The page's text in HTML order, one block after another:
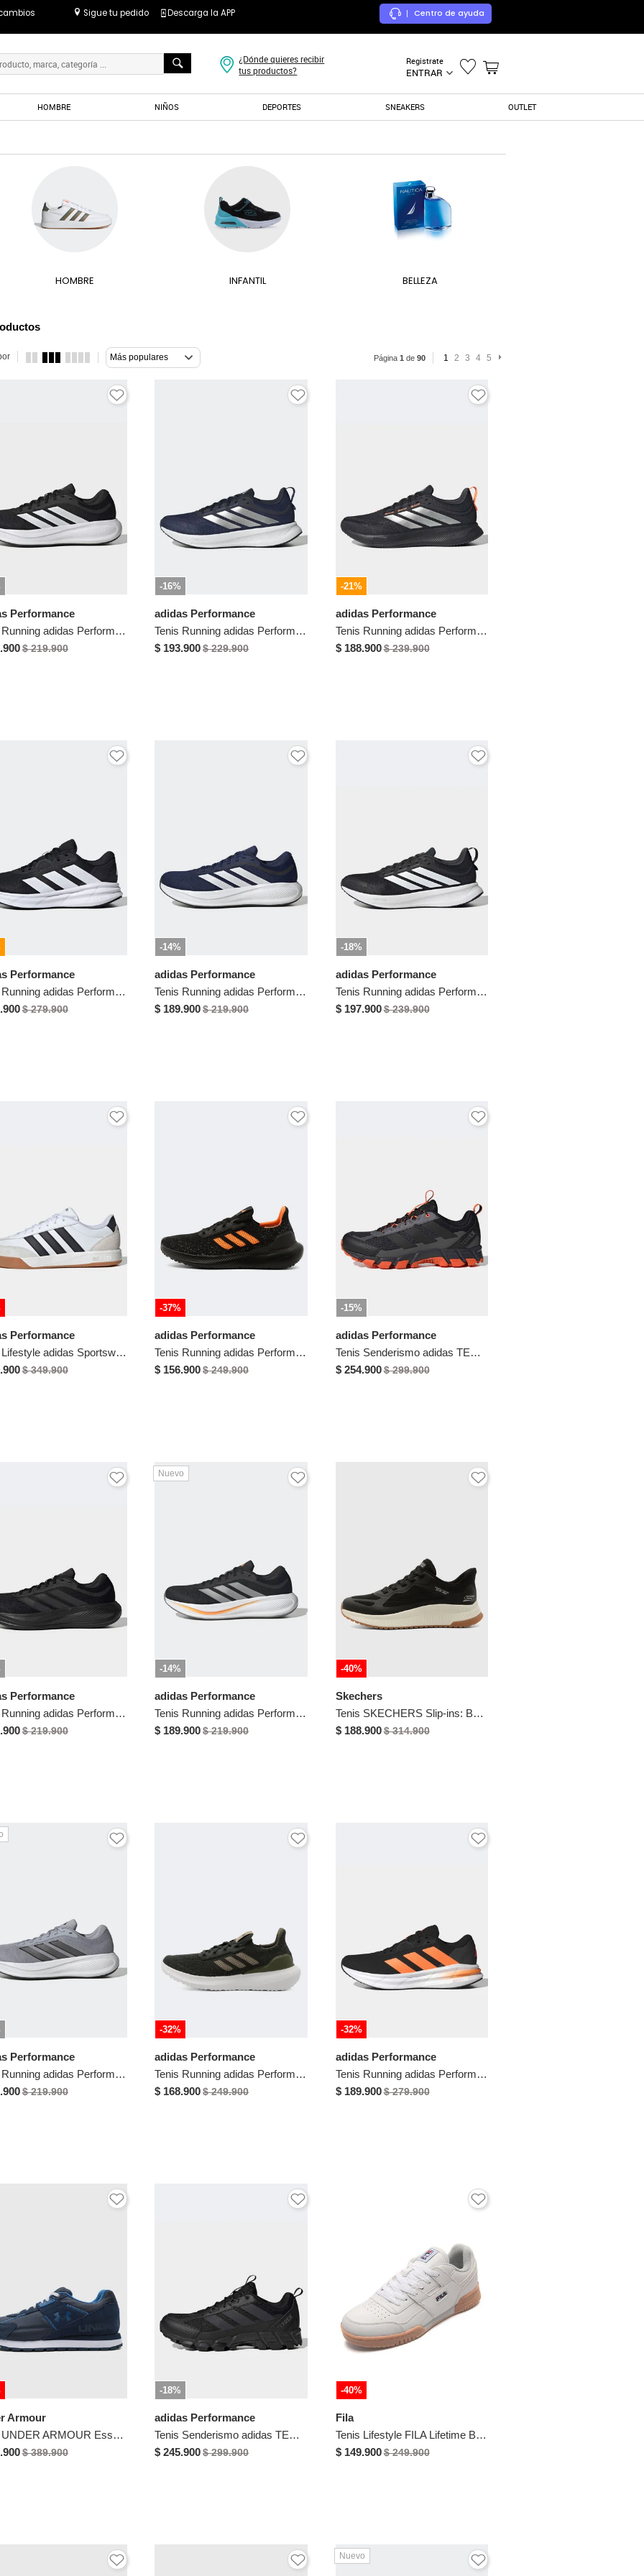
Sigue tu pedido Descarga la APP | Centro de ayuda
Registrate
ENTRAR
¿Dónde quieres recibir
tus productos?
HOMBRE NIÑOS DEPORTES SNEAKERS OUTLET
HOMBRE INFANTIL BELLEZA
Más populares Página 1 de 90 1 2 3 4 5
Performance
Tenis Running adidas Performance Response Runner 2 Negro
$ 219.900
-16%
adidas Performance
Tenis Running adidas Performance Runblaze Azul
$ 193.900$ 229.900
-21%
adidas Performance
Tenis Running adidas Performance Runblaze Negro
$ 188.900$ 239.900
Performance
Tenis Running adidas Performance Galaxy 7 Negro
$ 279.900
-14%
adidas Performance
Tenis Running adidas Performance Response Runner 2 Azul
$ 189.900$ 219.900
-18%
adidas Performance
Tenis Running adidas Performance Runfalcon 5 Negro
$ 197.900$ 239.900
Performance
Tenis Lifestyle adidas Sportswear VL Court 00s Blanco
$ 349.900
-37%
adidas Performance
Tenis Running adidas Performance Ultra Energy Negro
$ 156.900$ 249.900
-15%
adidas Performance
Tenis Senderismo adidas TERREX Rockadia Negro
$ 254.900$ 299.900
Performance
Tenis Running adidas Performance Response Runner 2 Negro
$ 219.900
Nuevo
-14%
adidas Performance
Tenis Running adidas Performance Response Runner 2 Negro
$ 189.900$ 219.900
-40%
Skechers
Tenis SKECHERS Slip-ins: BOBS Sport Squad Chaos 4 Negro
$ 188.900$ 314.900
Performance
Tenis Running adidas Performance Response Runner 2 Gris
$ 219.900
-32%
adidas Performance
Tenis Running adidas Performance Ultra Energy Verde
$ 168.900$ 249.900
-32%
adidas Performance
Tenis Running adidas Performance Galaxy 7 Negro
$ 189.900$ 279.900
Armour
Tenis UNDER ARMOUR Essential Runner Azul
$ 389.900
-18%
adidas Performance
Tenis Senderismo adidas TERREX Rockadia Negro
$ 245.900$ 299.900
-40%
Fila
Tenis Lifestyle FILA Lifetime Blanco
$ 149.900$ 249.900
Nuevo